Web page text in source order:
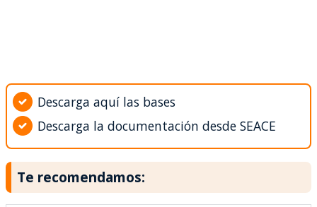
Descarga aquí las bases
Descarga la documentación desde SEACE
Te recomendamos: